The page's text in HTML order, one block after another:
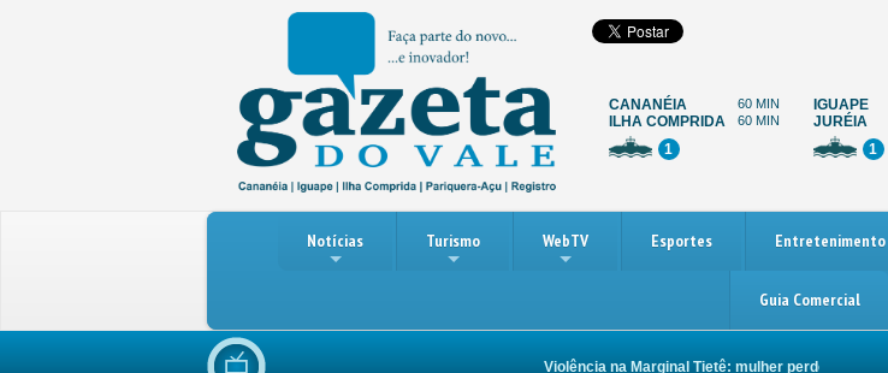
CANANÉIA 60 MIN
ILHA COMPRIDA 60 MIN
1
IGUAPE
JURÉIA
1
Notícias Turismo WebTV Esportes Entretenimento
Guia Comercial
Violência na Marginal Tietê: mulher perde as duas